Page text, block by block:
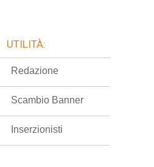
UTILITÀ:
Redazione
Scambio Banner
Inserzionisti